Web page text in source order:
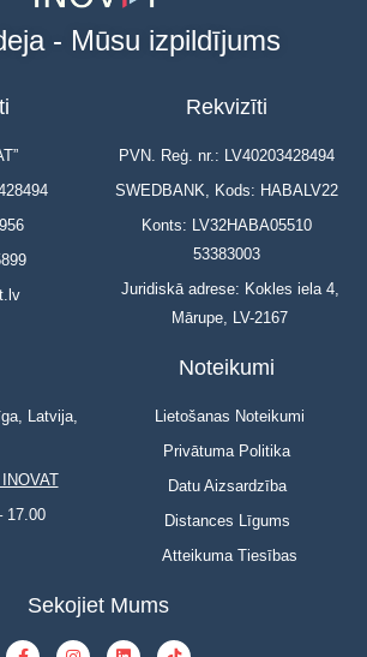
- Mūsu izpildījums
Rekvizīti
PVN. Reģ. nr.: LV40203428494
SWEDBANK, Kods: HABALV22
Konts: LV32HABA05510
53383003
Juridiskā adrese: Kokles iela 4,
Mārupe, LV-2167
Latvija,
17.00
Noteikumi
Lietošanas Noteikumi
Privātuma Politika
Datu Aizsardzība
Distances Līgums
Atteikuma Tiesības
Sekojiet Mums